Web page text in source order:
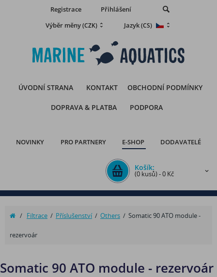
Registrace
Přihlášení
Výběr měny(CZK) Jazyk(CS)
ÚVODNÍ STRANA KONTAKT OBCHODNÍ PODMÍNKY
DOPRAVA & PLATBA PODPORA
NOVINKY PRO PARTNERY E-SHOP DODAVATELÉ
Košík:
(0 kusů) - 0 Kč
/ Filtrace / Příslušenství/ Others / Somatic 90 ATO module -
rezervoár
Somatic 90 ATO module - rezervoár